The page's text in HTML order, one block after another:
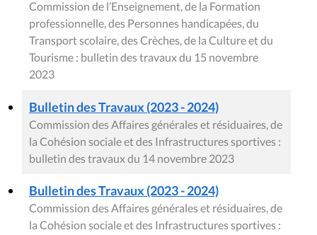
Commission de l’Enseignement, de la Formation
professionnelle, des Personnes handicapées, du
Transport scolaire, des Crèches, de la Culture et du
Tourisme : bulletin des travaux du 15 novembre
2023
Bulletin des Travaux (2023 - 2024)
Commission des Affaires générales et résiduaires, de
la Cohésion sociale et des Infrastructures sportives :
bulletin des travaux du 14 novembre 2023
Bulletin des Travaux (2023 - 2024)
Commission des Affaires générales et résiduaires, de
la Cohésion sociale et des Infrastructures sportives :